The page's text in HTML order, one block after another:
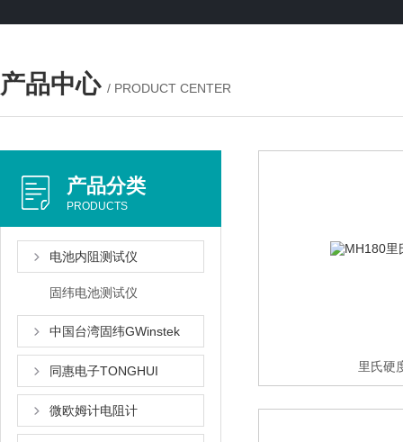
产品中心 / PRODUCT CENTER
产品分类
PRODUCTS
电池内阻测试仪
固纬电池测试仪
中国台湾固纬GWinstek
同惠电子TONGHUI
微欧姆计电阻计
里氏硬